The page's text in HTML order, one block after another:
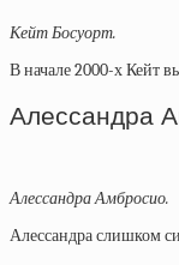
Кейт Босуорт.
В начале 2000-х Кейт
Алессандра
Алессандра Амбросио.
Алессандра слишком